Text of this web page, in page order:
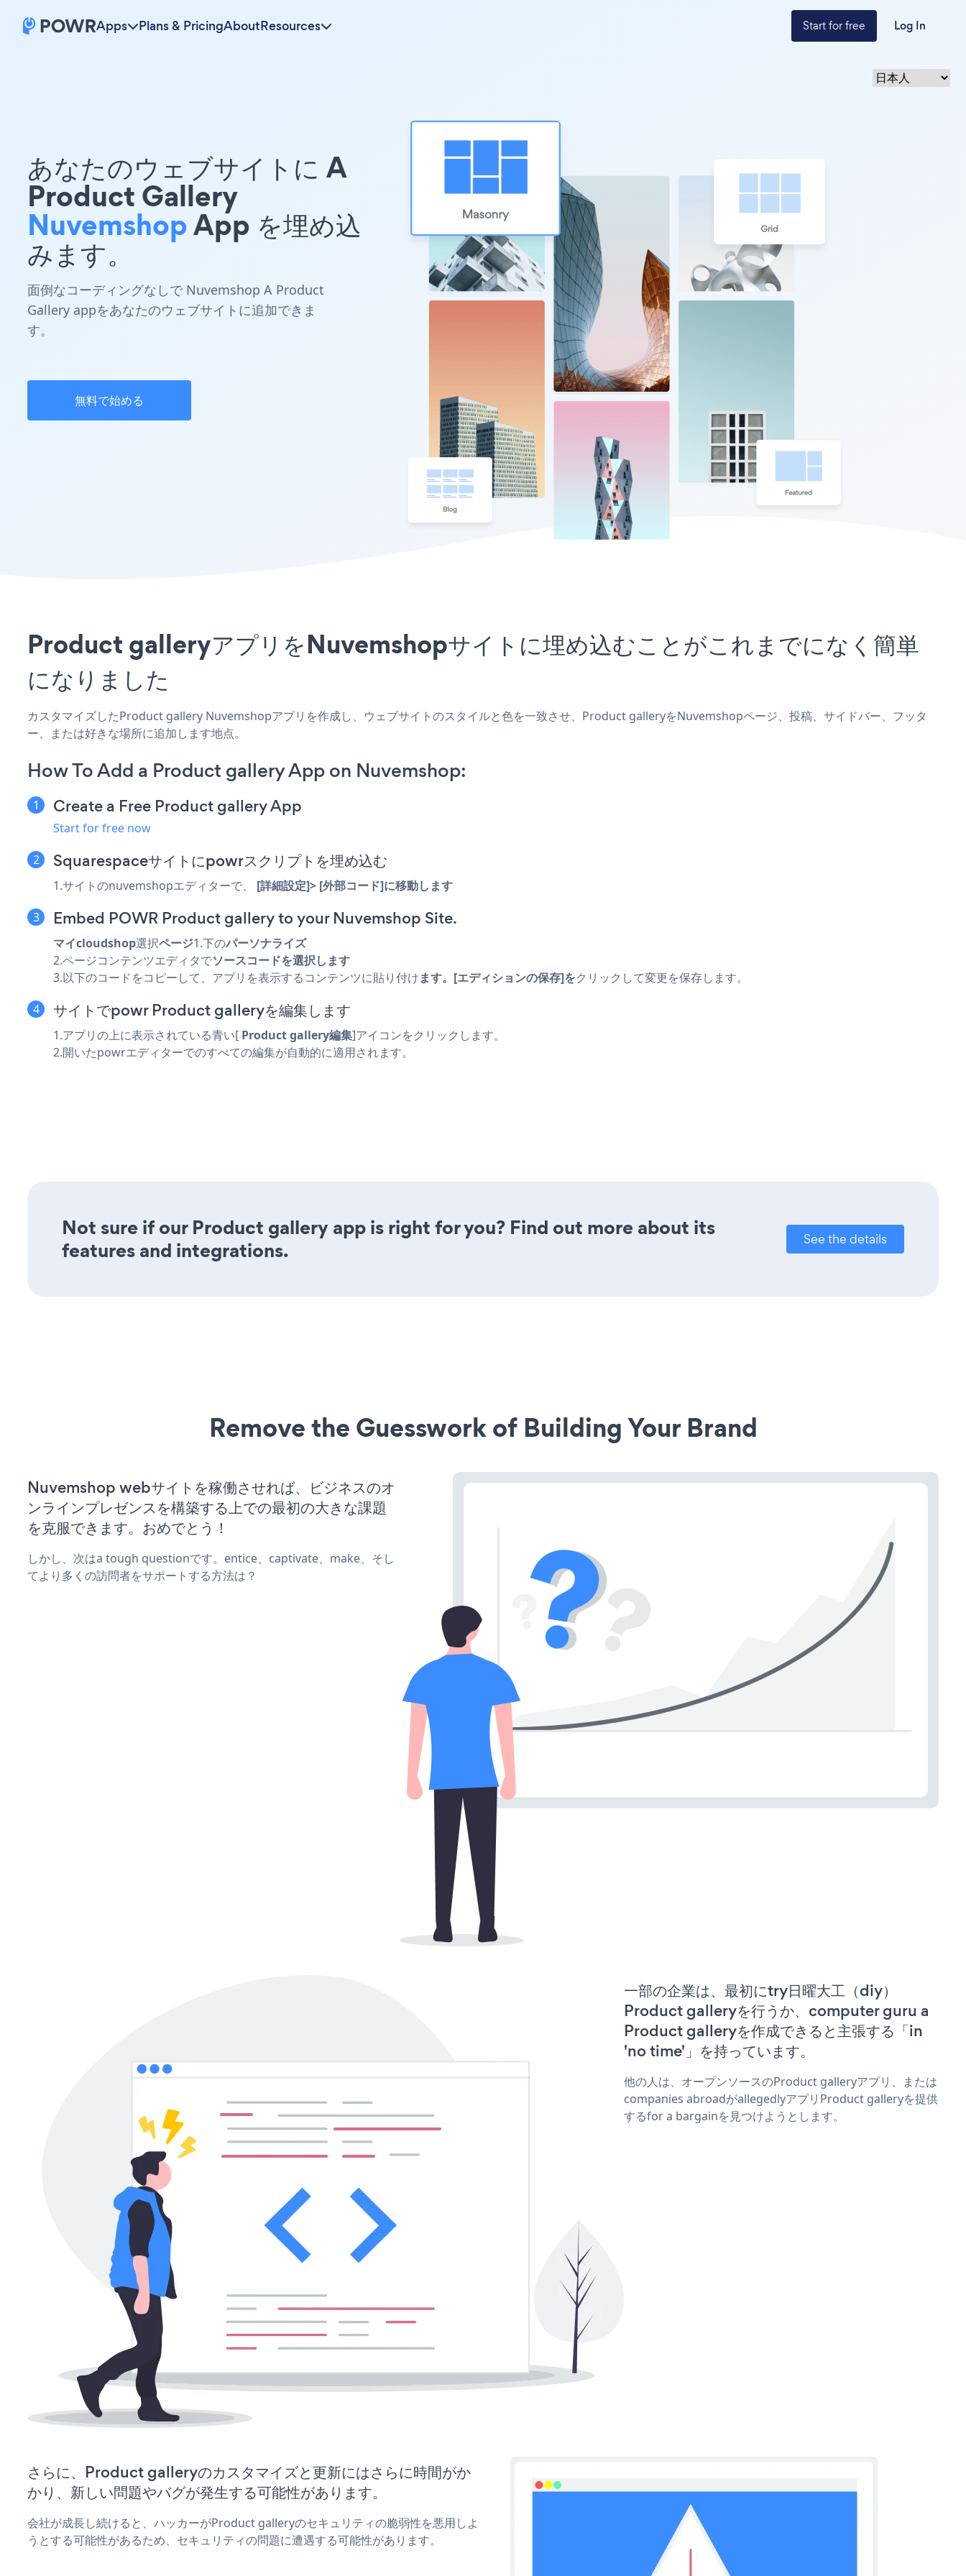
Apps Plans & PricingAboutResources Start for free Log In
あなたのウェブサイトに A
Product Gallery
NuvemshopApp を埋め込
みます。
面倒なコーディングなしで Nuvemshop A Product
Gallery appをあなたのウェブサイトに追加できま
す。
無料で始める
Product galleryアプリをNuvemshopサイトに埋め込むことがこれまでになく簡単
になりました
カスタマイズしたProduct gallery Nuvemshopアプリを作成し、ウェブサイトのスタイルと色を一致させ、Product galleryをNuvemshopページ、投稿、サイドバー、フッタ
ー、または好きな場所に追加します地点。
How To Add a Product gallery App on Nuvemshop:
Create a Free Product gallery App
Start for free now
Squarespaceサイトにpowrスクリプトを埋め込む
1.サイトのnuvemshopエディターで、 [詳細設定]> [外部コード]に移動します
Embed POWR Product gallery to your Nuvemshop Site.
マイcloudshop選択ページ1.下のパーソナライズ
2.ページコンテンツエディタでソースコードを選択します
3.以下のコードをコピーして、アプリを表示するコンテンツに貼り付けます。[エディションの保存]をクリックして変更を保存します。
サイトでpowr Product galleryを編集します
1.アプリの上に表示されている青い[ Product gallery編集]アイコンをクリックします。
2.開いたpowrエディターでのすべての編集が自動的に適用されます。
Not sure if our Product gallery app is right for you? Find out more about its
features and integrations.
See the details
Remove the Guesswork of Building Your Brand
Nuvemshop webサイトを稼働させれば、ビジネスのオ
ンラインプレゼンスを構築する上での最初の大きな課題
を克服できます。おめでとう！
しかし、次はa tough questionです。entice、captivate、make、そし
てより多くの訪問者をサポートする方法は？
一部の企業は、最初にtry日曜大工（diy）
Product galleryを行うか、computer guru a
Product galleryを作成できると主張する「in
'no time'」を持っています。
他の人は、オープンソースのProduct galleryアプリ、または
companies abroadがallegedlyアプリProduct galleryを提供
するfor a bargainを見つけようとします。
さらに、Product galleryのカスタマイズと更新にはさらに時間がか
かり、新しい問題やバグが発生する可能性があります。
会社が成長し続けると、ハッカーがProduct galleryのセキュリティの脆弱性を悪用しよ
うとする可能性があるため、セキュリティの問題に遭遇する可能性があります。